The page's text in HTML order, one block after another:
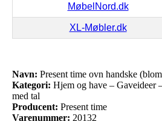
MøbelNord.dk
XL-Møbler.dk
Navn: Present time ovn handske
Kategori: Hjem og have – Gaveideer
med tal
Producent: Present time
Varenummer: 20132